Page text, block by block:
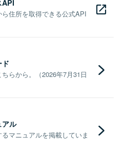
API
住所を取得できる公式API
らから。（2026年7月31日
アル
マニュアルを掲載していま